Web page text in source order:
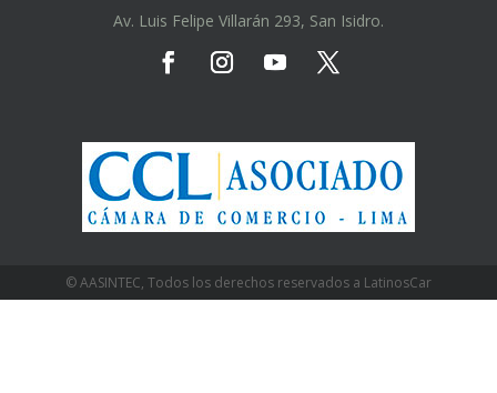
Av. Luis Felipe Villarán 293, San Isidro.
© AASINTEC, Todos los derechos reservados a LatinosCar